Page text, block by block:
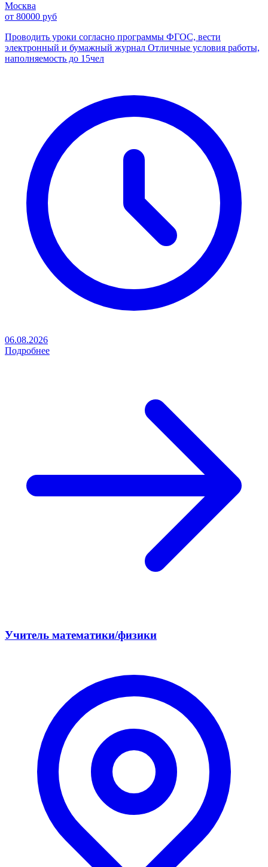
Москва
от 80000 руб
Проводить уроки согласно программы ФГОС, вести
электронный и бумажный журнал Отличные условия работы,
наполняемость до 15чел
06.08.2026
Подробнее
Учитель математики/физики